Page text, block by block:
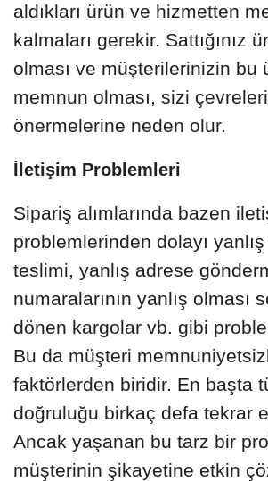
aldıkları ürün ve hizmetten
kalmaları gerekir. Sattığınız
olması ve müşterilerinizin bu
memnun olması, sizi
önermelerine neden olur.
İletişim Problemleri
Sipariş alımlarında bazen
problemlerinden dolayı
teslimi, yanlış adrese
numaralarının yanlış olması
dönen kargolar vb. gibi
Bu da müşteri
faktörlerden biridir. En başta
doğruluğu birkaç defa tekrar
Ancak yaşanan bu tarz bir
müşterinin şikayetine etkin